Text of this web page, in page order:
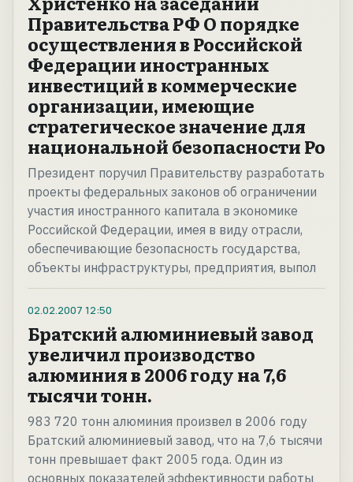
Правительства РФ О порядке
осуществления в Российской
Федерации иностранных
инвестиций в коммерческие
организации, имеющие
стратегическое значение для
национальной безопасности Ро
Президент поручил Правительству разработать
проекты федеральных законов об ограничении
участия иностранного капитала в экономике
Российской Федерации, имея в виду отрасли,
обеспечивающие безопасность государства,
объекты инфраструктуры, предприятия, выпол
02.02.2007 12:50
Братский алюминиевый завод
увеличил производство
алюминия в 2006 году на 7,6
тысячи тонн.
983 720 тонн алюминия произвел в 2006 году
Братский алюминиевый завод, что на 7,6 тысячи
тонн превышает факт 2005 года. Один из
основных показателей эффективности работы